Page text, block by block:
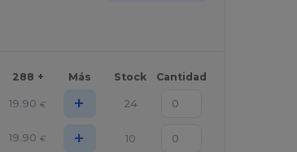
288 + Más Stock Cantidad
19.90 € + 24
19.90 € + 10